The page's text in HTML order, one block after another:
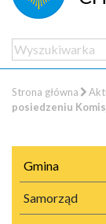
Strona główna
posiedzeniu
Gmina
Samorząd